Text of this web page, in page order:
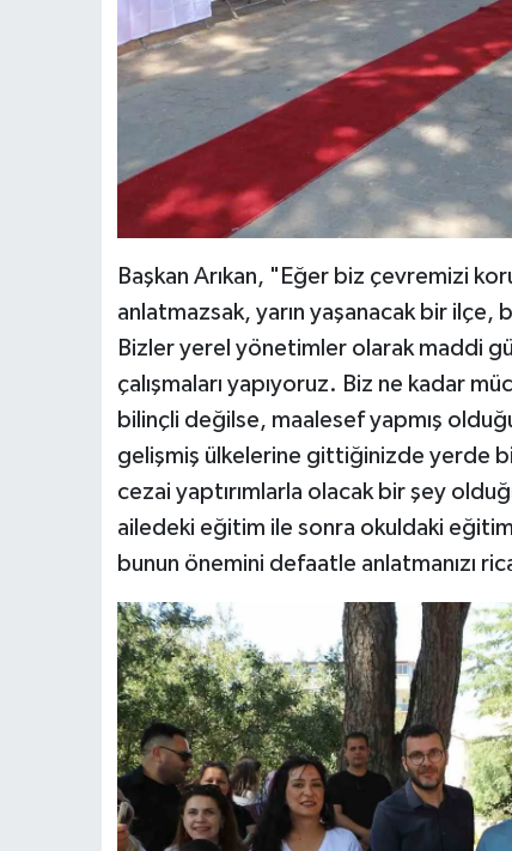
Başkan Arıkan, "Eğer biz çevremizi
anlatmazsak, yarın yaşanacak bir ilçe,
Bizler yerel yönetimler olarak maddi
çalışmaları yapıyoruz. Biz ne kadar
bilinçli değilse, maalesef yapmış
gelişmiş ülkelerine gittiğinizde yerde
cezai yaptırımlarla olacak bir şey
ailedeki eğitim ile sonra okuldaki
bunun önemini defaatle anlatmanızı